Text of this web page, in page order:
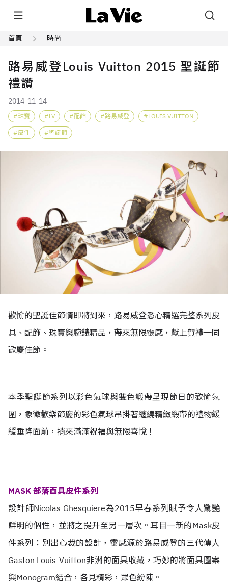
首頁 時尚
路易威登Louis Vuitton 2015 聖誕節
禮讚
2014-11-14
珠寶 LV 配飾 路易威登 LOUIS VUITTON
皮件 聖誕節
歡愉的聖誕佳節情即將到來，路易威登悉心精選完整系列皮
具、配飾、珠寶與腕錶精品，帶來無限靈感，獻上賀禮一同
歡慶佳節。
本季聖誕節系列以彩色氣球與雙色緞帶呈現節日的歡愉氛
圍，象徵歡樂節慶的彩色氣球吊掛著纏繞精緻緞帶的禮物緩
緩垂降面前，捎來滿滿祝福與無限喜悅！
MASK 部落面具皮件系列
設計師Nicolas Ghesquiere為2015早春系列賦予令人驚艷
鮮明的個性，並將之提升至另一層次。耳目一新的Mask皮
件系列：別出心裁的設計，靈感源於路易威登的三代傳人
Gaston Louis-Vuitton非洲的面具收藏，巧妙的將面具圖案
與Monogram結合，各見精彩，眾色紛陳。